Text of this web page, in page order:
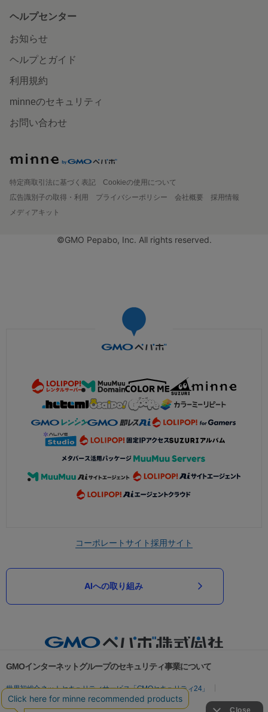
ヘルプセンター
お知らせ
ヘルプとガイド
利用規約
minneのセキュリティ
お問い合わせ
特定商取引法に基づく表記
Cookieの使用について
広告識別子の取得・利用
プライバシーポリシー 会社概要
採用情報
メディアキット
©GMO Pepabo, Inc. All rights reserved.
コーポレートサイト採用サイト
AIへの取り組み
GMOインターネットグループのセキュリティ事業について
世界初総合ネットセキュリティサービス「GMOセキュリティ24」
パスワード漏洩診断
Webサイトリスク診断